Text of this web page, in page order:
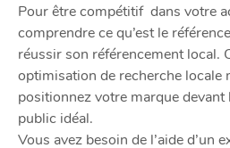
Pour être compétitif dans votre
comprendre ce qu’est le
réussir son référencement local.
optimisation de recherche locale
positionnez votre marque
public idéal.
Vous avez besoin de l’aide d’un